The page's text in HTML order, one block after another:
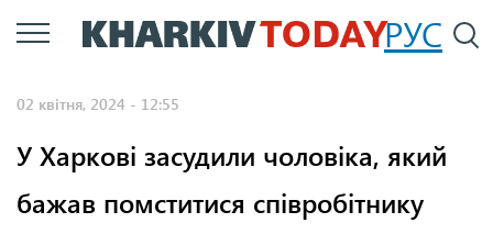
Перейти
до
РУС
02 квітня, 2024 - 12:55
У Харкові засудили чоловіка, який
бажав помститися співробітнику